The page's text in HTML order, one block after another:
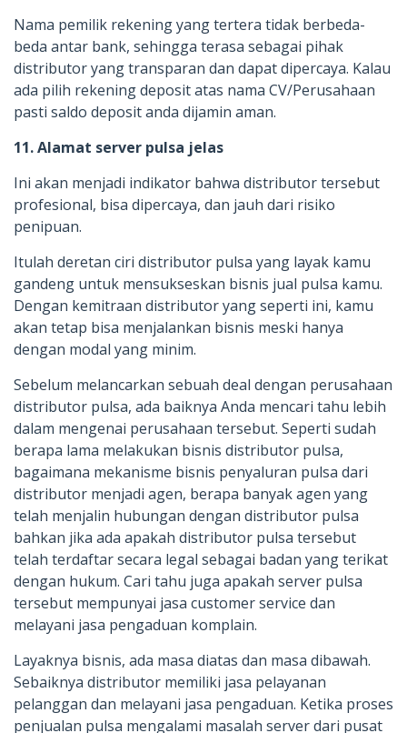
Nama pemilik rekening yang tertera tidak berbeda-
beda antar bank, sehingga terasa sebagai pihak
distributor yang transparan dan dapat dipercaya. Kalau
ada pilih rekening deposit atas nama CV/Perusahaan
pasti saldo deposit anda dijamin aman.
11. Alamat server pulsa jelas
Ini akan menjadi indikator bahwa distributor tersebut
profesional, bisa dipercaya, dan jauh dari risiko
penipuan.
Itulah deretan ciri distributor pulsa yang layak kamu
gandeng untuk mensukseskan bisnis jual pulsa kamu.
Dengan kemitraan distributor yang seperti ini, kamu
akan tetap bisa menjalankan bisnis meski hanya
dengan modal yang minim.
Sebelum melancarkan sebuah deal dengan perusahaan
distributor pulsa, ada baiknya Anda mencari tahu lebih
dalam mengenai perusahaan tersebut. Seperti sudah
berapa lama melakukan bisnis distributor pulsa,
bagaimana mekanisme bisnis penyaluran pulsa dari
distributor menjadi agen, berapa banyak agen yang
telah menjalin hubungan dengan distributor pulsa
bahkan jika ada apakah distributor pulsa tersebut
telah terdaftar secara legal sebagai badan yang terikat
dengan hukum. Cari tahu juga apakah server pulsa
tersebut mempunyai jasa customer service dan
melayani jasa pengaduan komplain.
Layaknya bisnis, ada masa diatas dan masa dibawah.
Sebaiknya distributor memiliki jasa pelayanan
pelanggan dan melayani jasa pengaduan. Ketika proses
penjualan pulsa mengalami masalah server dari pusat